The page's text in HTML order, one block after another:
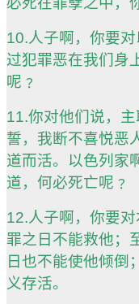
10.人子啊，你要
过犯罪恶在我们身
呢﹖
11.你对他们说，
誓，我断不喜悦恶
道而活。以色列家
道，何必死亡呢﹖
12.人子啊，你要
罪之日不能救他；
日也不能使他倾倒
义存活。